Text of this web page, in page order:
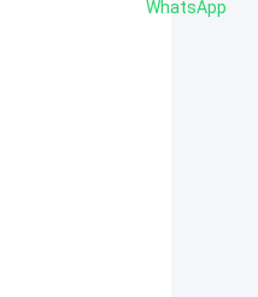
WhatsApp